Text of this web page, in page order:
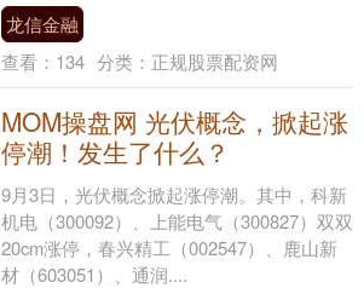
龙信金融
查看： 134 分类： 正规股票配资网
MOM操盘网 光伏概念，掀起涨
停潮！发生了什么？
9月3日，光伏概念掀起涨停潮。其中，科新
机电（300092）、上能电气（300827）双双
20cm涨停，春兴精工（002547）、鹿山新
材（603051）、通润....